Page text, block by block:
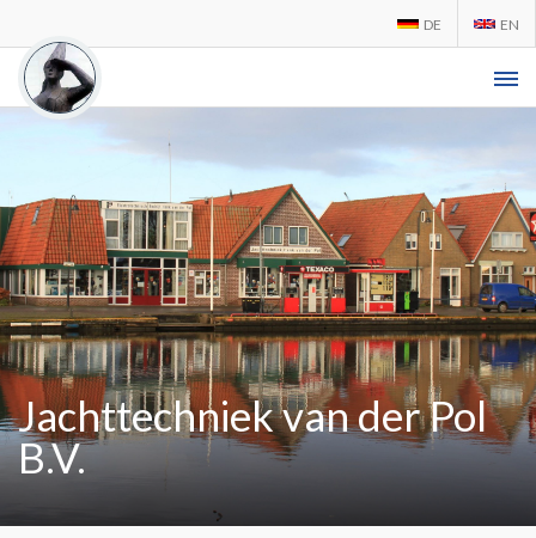
DE EN
Jachttechniek van der Pol
B.V.